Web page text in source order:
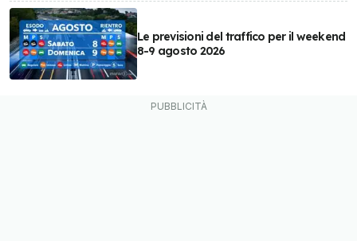
Le previsioni del traffico per il weekend
8-9 agosto 2026